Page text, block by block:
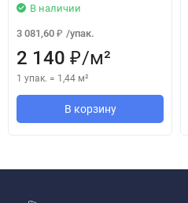
В наличии
3 081,60 ₽ /упак.
2 140 ₽/м²
1 упак. = 1,44 м²
В корзину